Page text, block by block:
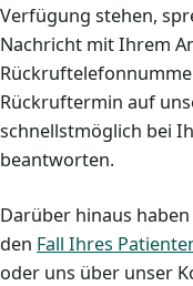
Verfügung stehen,
Nachricht mit Ihrem
Rückruftermin auf
schnellstmöglich bei
beantworten.
Darüber hinaus
den Fall Ihres
oder uns über unser